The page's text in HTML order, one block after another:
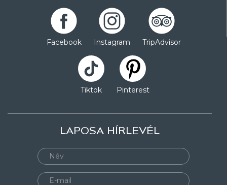
Facebook Instagram TripAdvisor
Tiktok Pinterest
LAPOSA HÍRLEVÉL